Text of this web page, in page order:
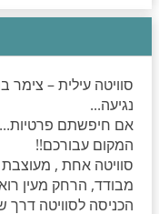
סוויטה עילית –
נגיעה...
אם חיפשתם פרטיות...
המקום עבורכם!!
סוויטה אחת ,
מבודד, הרחק מעין
הכניסה לסוויטה דרך